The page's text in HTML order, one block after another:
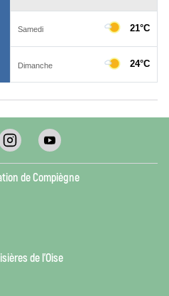
de Compiègne
de l’Oise